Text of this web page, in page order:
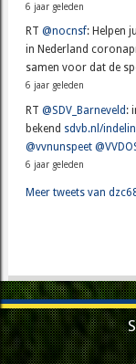
6 jaar geleden
RT@nocnsf: Helpen
in Nederland
samen voor dat de
6 jaar geleden
RT@SDV_Barneveld :
bekend sdvb.nl/
@vvnunspeet
6 jaar geleden
Meer tweets van